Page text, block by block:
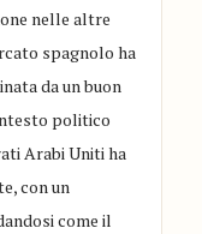
nelle altre
spagnolo ha
da un buon
politico
Arabi Uniti ha
con un
come il